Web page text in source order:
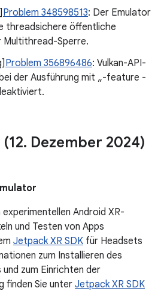
Problem 348598513: Der Emulator
threadsichere öffentliche
Multithread-Sperre.
Problem 356896486: Vulkan-API-
der Ausführung mit „-feature -
. Dezember 2024)
experimentellen Android XR-
und Testen von Apps
Jetpack XR SDK für Headsets
zum Installieren des
zum Einrichten der
finden Sie unter Jetpack XR SDK